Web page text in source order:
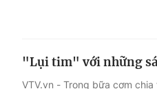
"Lụi tim" với những
VTV.vn - Trong bữa cơm